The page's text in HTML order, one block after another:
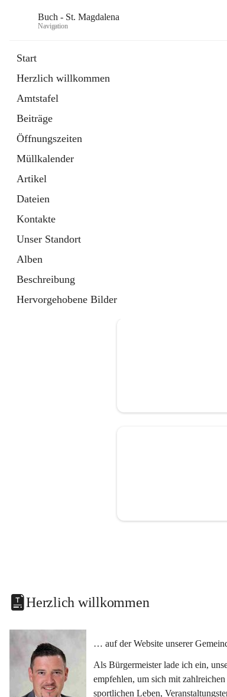
Buch - St. Magdalena
Navigation
Start
Herzlich willkommen
Amtstafel
Beiträge
Öffnungszeiten
Müllkalender
Artikel
Dateien
Kontakte
Unser Standort
Alben
Beschreibung
Hervorgehobene Bilder
Herzlich willkommen
… auf der Website unserer
Als Bürgermeister lade ich ein,
empfehlen, um sich mit
sportlichen Leben,